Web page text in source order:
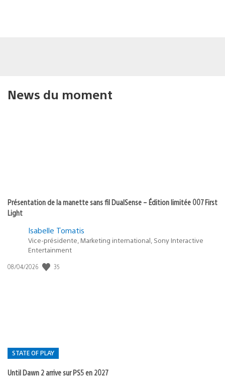
News du moment
Présentation de la manette sans fil DualSense – Édition limitée 007 First
Light
Isabelle Tomatis
Vice-présidente, Marketing international, Sony Interactive
Entertainment
Date
08/04/2026 35
STATE OF PLAY
Until Dawn 2 arrive sur PS5 en 2027